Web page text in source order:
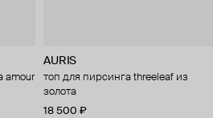
amour
AURIS
топ для пирсинга threeleaf из
золота
18 500 ₽